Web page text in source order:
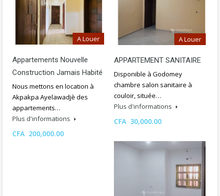
A Louer
Appartements Nouvelle
Construction Jamais Habité
Nous mettons en location à
Akpakpa Ayelawadjè des
appartements…
Plus d'informations
CFA 200,000.00
A Louer
APPARTEMENT SANITAIRE
Disponible à Godomey
chambre salon sanitaire à
couloir, située…
Plus d'informations
CFA 30,000.00